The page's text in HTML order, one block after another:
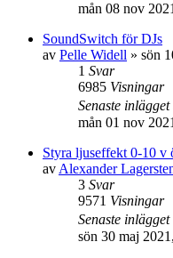
mån 08 nov
SoundSwitch för DJs
av Pelle Widell » sön
1 Svar
6985 Visningar
Senaste inlägget
mån 01 nov
Styra ljuseffekt 0-10
av Alexander
3 Svar
9571 Visningar
Senaste inlägget
sön 30 maj